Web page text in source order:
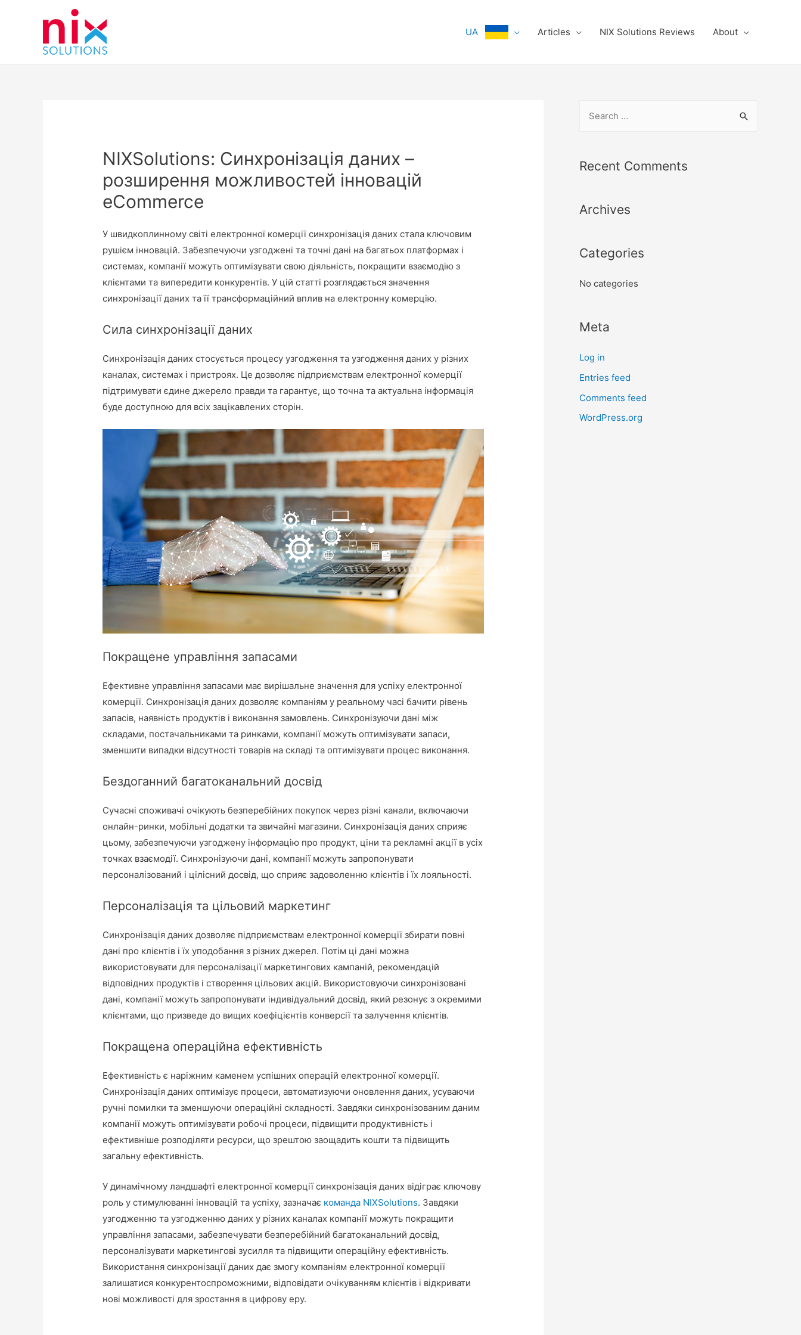
UA Articles NIX Solutions Reviews About
NIXSolutions: Синхронізація даних –
розширення можливостей інновацій
eCommerce
У швидкоплинному світі електронної комерції синхронізація даних стала ключовим
рушієм інновацій. Забезпечуючи узгоджені та точні дані на багатьох платформах і
системах, компанії можуть оптимізувати свою діяльність, покращити взаємодію з
клієнтами та випередити конкурентів. У цій статті розглядається значення
синхронізації даних та її трансформаційний вплив на електронну комерцію.
Сила синхронізації даних
Синхронізація даних стосується процесу узгодження та узгодження даних у різних
каналах, системах і пристроях. Це дозволяє підприємствам електронної комерції
підтримувати єдине джерело правди та гарантує, що точна та актуальна інформація
буде доступною для всіх зацікавлених сторін.
Покращене управління запасами
Ефективне управління запасами має вирішальне значення для успіху електронної
комерції. Синхронізація даних дозволяє компаніям у реальному часі бачити рівень
запасів, наявність продуктів і виконання замовлень. Синхронізуючи дані між
складами, постачальниками та ринками, компанії можуть оптимізувати запаси,
зменшити випадки відсутності товарів на складі та оптимізувати процес виконання.
Бездоганний багатоканальний досвід
Сучасні споживачі очікують безперебійних покупок через різні канали, включаючи
онлайн-ринки, мобільні додатки та звичайні магазини. Синхронізація даних сприяє
цьому, забезпечуючи узгоджену інформацію про продукт, ціни та рекламні акції в усіх
точках взаємодії. Синхронізуючи дані, компанії можуть запропонувати
персоналізований і цілісний досвід, що сприяє задоволенню клієнтів і їх лояльності.
Персоналізація та цільовий маркетинг
Синхронізація даних дозволяє підприємствам електронної комерції збирати повні
дані про клієнтів і їх уподобання з різних джерел. Потім ці дані можна
використовувати для персоналізації маркетингових кампаній, рекомендацій
відповідних продуктів і створення цільових акцій. Використовуючи синхронізовані
дані, компанії можуть запропонувати індивідуальний досвід, який резонує з окремими
клієнтами, що призведе до вищих коефіцієнтів конверсії та залучення клієнтів.
Покращена операційна ефективність
Ефективність є наріжним каменем успішних операцій електронної комерції.
Синхронізація даних оптимізує процеси, автоматизуючи оновлення даних, усуваючи
ручні помилки та зменшуючи операційні складності. Завдяки синхронізованим даним
компанії можуть оптимізувати робочі процеси, підвищити продуктивність і
ефективніше розподіляти ресурси, що зрештою заощадить кошти та підвищить
загальну ефективність.
У динамічному ландшафті електронної комерції синхронізація даних відіграє ключову
роль у стимулюванні інновацій та успіху, зазначає команда NIXSolutions. Завдяки
узгодженню та узгодженню даних у різних каналах компанії можуть покращити
управління запасами, забезпечувати безперебійний багатоканальний досвід,
персоналізувати маркетингові зусилля та підвищити операційну ефективність.
Використання синхронізації даних дає змогу компаніям електронної комерції
залишатися конкурентоспроможними, відповідати очікуванням клієнтів і відкривати
нові можливості для зростання в цифрову еру.
r
f
r
Recent Comments
Archives
Categories
No categories
Meta
Log in
Entries feed
Comments feed
WordPress.org